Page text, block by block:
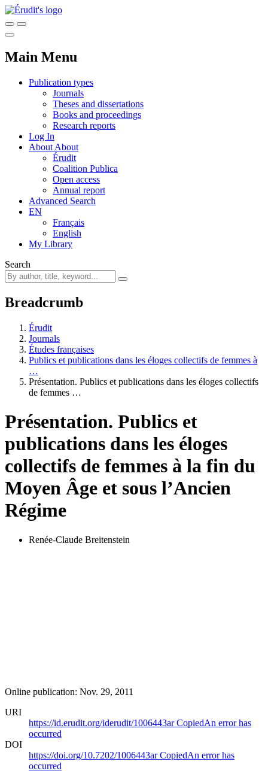
Main Menu
Publication types
Journals
Theses and dissertations
Books and proceedings
Research reports
Log In
About About
Érudit
Coalition Publica
Open access
Annual report
Advanced Search
EN
Français
English
My Library
Search
Breadcrumb
Érudit
Journals
Études françaises
Publics et publications dans les éloges collectifs de femmes à
…
Présentation. Publics et publications dans les éloges collectifs
de femmes …
Présentation. Publics et
publications dans les éloges
collectifs de femmes à la fin du
Moyen Âge et sous l’Ancien
Régime
Renée-Claude Breitenstein
Online publication: Nov. 29, 2011
URI
https://id.erudit.org/iderudit/1006443arCopiedAn error has
occurred
DOI
https://doi.org/10.7202/1006443arCopiedAn error has
occurred